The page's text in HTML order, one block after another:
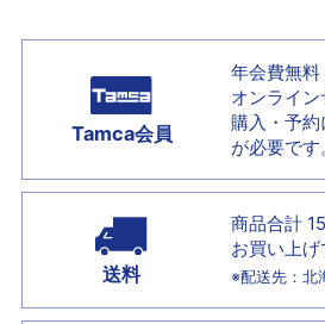
Tamca会員
年会費無料
オンライ
購入・予約
が必要です
送料
商品合計
お買い上げ
※配送先：北